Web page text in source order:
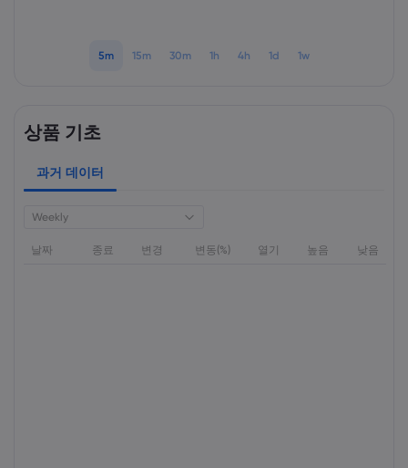
5m 15m 30m 1h 4h 1d 1w
상품 기초
과거 데이터
Weekly
날짜 종료 변경 변동(%) 열기 높음 낮음